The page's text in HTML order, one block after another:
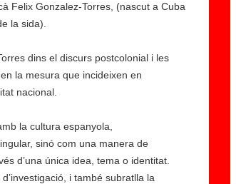
Felix Gonzalez-Torres, (nascut a Cuba
la sida).
dins el discurs postcolonial i les
la mesura que incideixen en
nacional.
la cultura espanyola,
sinó com una manera de
d’una única idea, tema o identitat.
i també subratlla la